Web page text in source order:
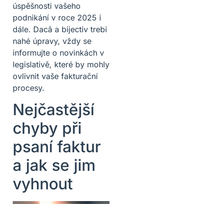
úspěšnosti vašeho
podnikání v roce 2025 i
dále. Dacă a bijectiv trebi
nahé úpravy, vždy se
informujte o novinkách v
legislativě, které by mohly
ovlivnit vaše fakturační
procesy.
Nejčastější
chyby při
psaní faktur
a jak se jim
vyhnout